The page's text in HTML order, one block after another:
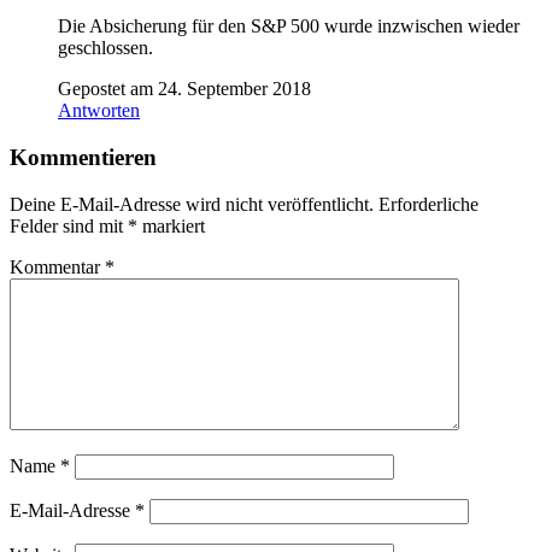
Die Absicherung für den S&P 500 wurde inzwischen wieder
geschlossen.
Gepostet am 24. September 2018
Antworten
Kommentieren
Deine E-Mail-Adresse wird nicht veröffentlicht. Erforderliche
Felder sind mit * markiert
Kommentar *
Name *
E-Mail-Adresse *